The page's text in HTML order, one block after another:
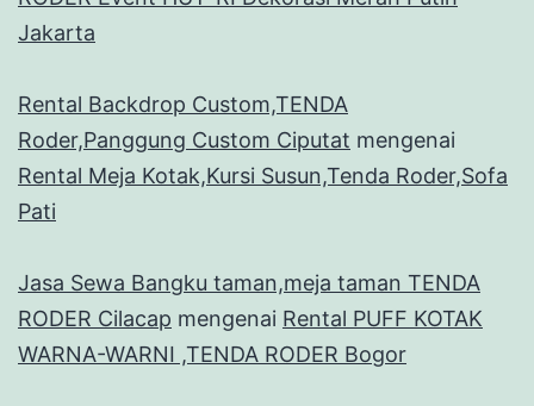
Jakarta
Rental Backdrop Custom,TENDA
Roder,Panggung Custom Ciputat mengenai
Rental Meja Kotak,Kursi Susun,Tenda Roder,Sofa
Pati
Jasa Sewa Bangku taman,meja taman TENDA
RODER Cilacap mengenai Rental PUFF KOTAK
WARNA-WARNI ,TENDA RODER Bogor